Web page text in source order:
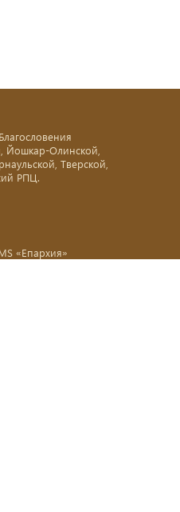
Йошкар-Олинской,
Тверской,
РПЦ.
«Епархия»